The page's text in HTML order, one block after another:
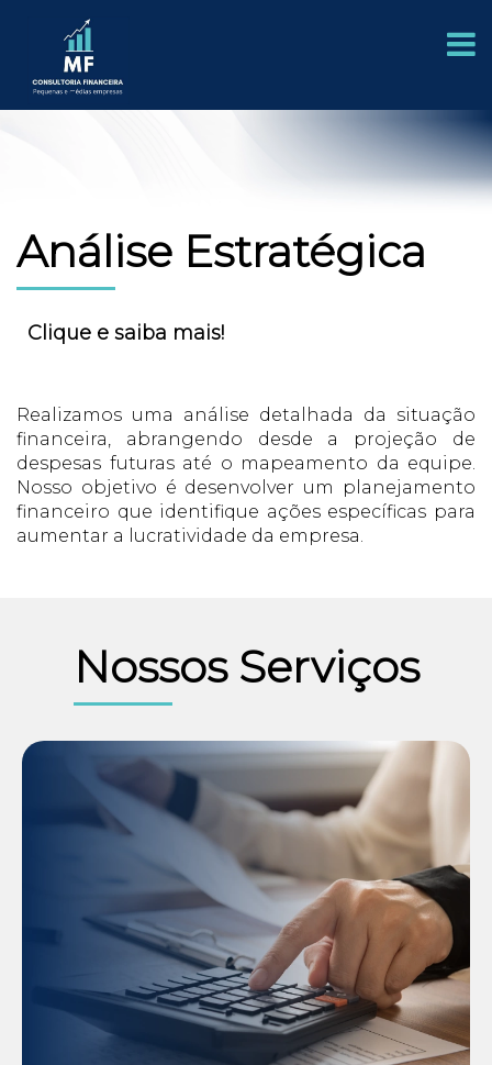
Análise Estratégica
Clique e saiba mais!
Realizamos uma análise detalhada da situação
financeira, abrangendo desde a projeção de
despesas futuras até o mapeamento da equipe.
Nosso objetivo é desenvolver um planejamento
financeiro que identifique ações específicas para
aumentar a lucratividade da empresa.
Nossos Serviços